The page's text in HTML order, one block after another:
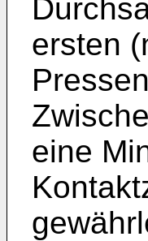
ersten
eine